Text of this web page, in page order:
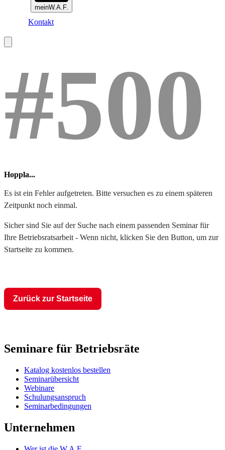
meinW.A.F.
Kontakt
#500
Hoppla...
Es ist ein Fehler aufgetreten. Bitte versuchen es zu einem späteren
Zeitpunkt noch einmal.
Sicher sind Sie auf der Suche nach einem passenden Seminar für
Ihre Betriebsratsarbeit - Wenn nicht, klicken Sie den Button, um zur
Startseite zu kommen.
Zurück zur Startseite
Seminare für Betriebsräte
Katalog kostenlos bestellen
Seminarübersicht
Webinare
Schulungsanspruch
Seminarbedingungen
Unternehmen